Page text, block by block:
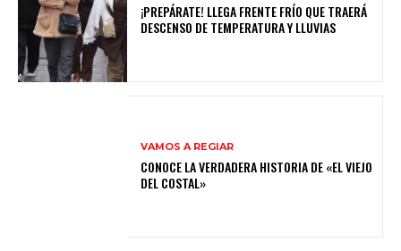
¡PREPÁRATE! LLEGA FRENTE FRÍO QUE TRAERÁ
DESCENSO DE TEMPERATURA Y LLUVIAS
VAMOS A REGIAR
CONOCE LA VERDADERA HISTORIA DE «EL VIEJO
DEL COSTAL»